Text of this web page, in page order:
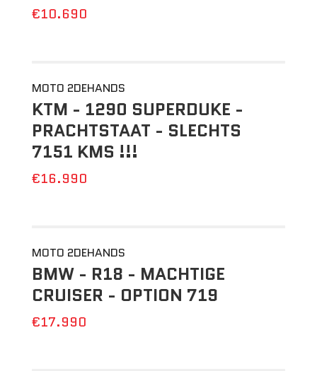
€10.690
MOTO 2DEHANDS
KTM - 1290 SUPERDUKE -
PRACHTSTAAT - SLECHTS
7151 KMS !!!
€16.990
MOTO 2DEHANDS
BMW - R18 - MACHTIGE
CRUISER - OPTION 719
€17.990